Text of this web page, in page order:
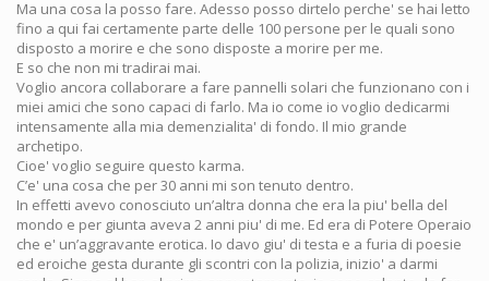
Ma una cosa la posso fare. Adesso posso dirtelo perche' se hai letto
fino a qui fai certamente parte delle 100 persone per le quali sono
disposto a morire e che sono disposte a morire per me.
E so che non mi tradirai mai.
Voglio ancora collaborare a fare pannelli solari che funzionano con i
miei amici che sono capaci di farlo. Ma io come io voglio dedicarmi
intensamente alla mia demenzialita' di fondo. Il mio grande
archetipo.
Cioe' voglio seguire questo karma.
C’e' una cosa che per 30 anni mi son tenuto dentro.
In effetti avevo conosciuto un’altra donna che era la piu' bella del
mondo e per giunta aveva 2 anni piu' di me. Ed era di Potere Operaio
che e' un’aggravante erotica. Io davo giu' di testa e a furia di poesie
ed eroiche gesta durante gli scontri con la polizia, inizio' a darmi